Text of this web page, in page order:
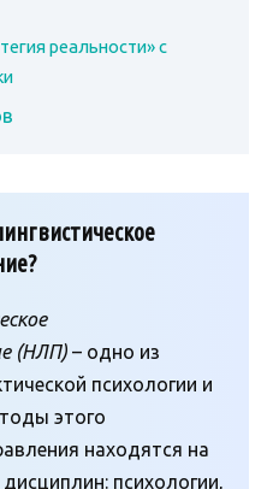
реальности» с
(НЛП) – одно из
психологии и
этого
находятся на
психологии,